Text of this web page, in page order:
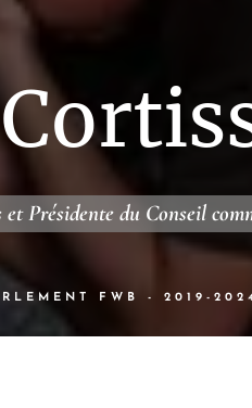
Présidente du Conseil
FWB - 2019-